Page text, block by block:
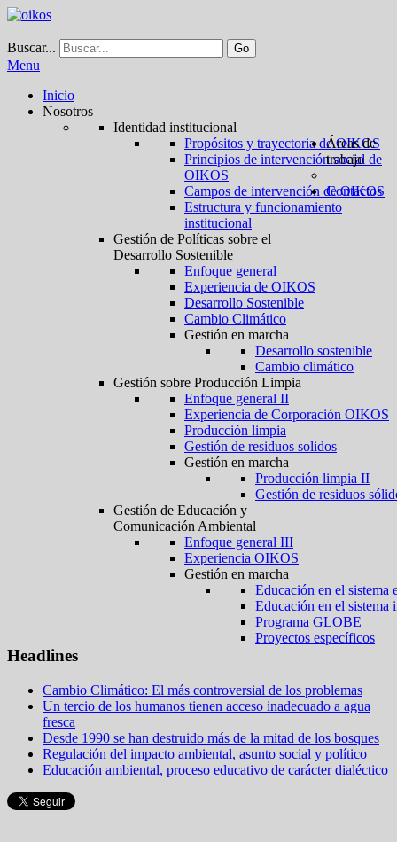
Buscar... Go
Menu
Inicio
Nosotros
Identidad institucional
Propósitos y trayectoria de OIKOS
Principios de intervención social de
OIKOS
Campos de intervención de OIKOS
Estructura y funcionamiento
institucional
Áreas de
trabajo
Gestión de Políticas sobre el
Desarrollo Sostenible
Enfoque general
Experiencia de OIKOS
Desarrollo Sostenible
Cambio Climático
Gestión en marcha
Desarrollo sostenible
Cambio climático
Gestión sobre Producción Limpia
Enfoque general II
Experiencia de Corporación OIKOS
Producción limpia
Gestión de residuos solidos
Gestión en marcha
Producción limpia II
Gestión de residuos
Gestión de Educación y
Comunicación Ambiental
Enfoque general III
Experiencia OIKOS
Gestión en marcha
Educación en el sistema
Educación en el sistema
Programa GLOBE
Proyectos específicos
Contactos
Headlines
Cambio Climático: El más controversial de los problemas
Un tercio de los humanos tienen acceso inadecuado a agua
fresca
Desde 1990 se han destruido más de la mitad de los bosques
Regulación del impacto ambiental, asunto social y político
Educación ambiental, proceso educativo de carácter dialéctico